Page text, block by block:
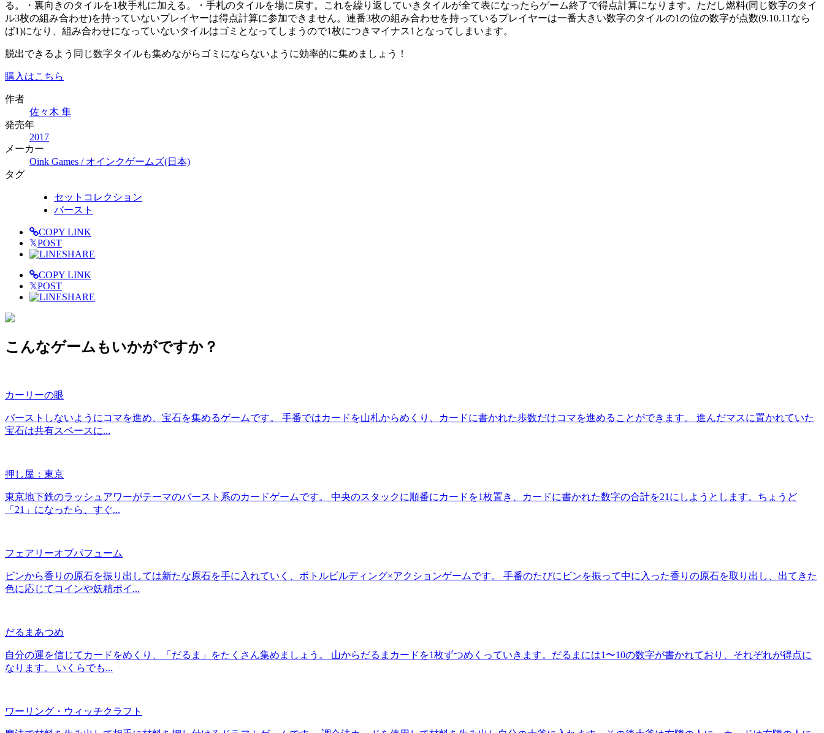
る。・裏向きのタイルを1枚手札に加える。・手札のタイルを場に戻す。これを繰り返していきタイルが全て表になったらゲーム終了で得点計算になります。ただし燃料(同じ数字のタイ
ル3枚の組み合わせ)を持っていないプレイヤーは得点計算に参加できません。連番3枚の組み合わせを持っているプレイヤーは一番大きい数字のタイルの1の位の数字が点数(9.10.11なら
ば1)になり、組み合わせになっていないタイルはゴミとなってしまうので1枚につきマイナス1となってしまいます。
脱出できるよう同じ数字タイルも集めながらゴミにならないように効率的に集めましょう！
購入はこちら
作者
佐々木 隼
発売年
2017
メーカー
Oink Games / オインクゲームズ(日本)
タグ
セットコレクション
バースト
COPY LINK
𝕏POST
SHARE
COPY LINK
𝕏POST
SHARE
こんなゲームもいかがですか？
カーリーの眼
バーストしないようにコマを進め、宝石を集めるゲームです。 手番ではカードを山札からめくり、カードに書かれた歩数だけコマを進めることができます。 進んだマスに置かれていた
宝石は共有スペースに...
押し屋：東京
東京地下鉄のラッシュアワーがテーマのバースト系のカードゲームです。 中央のスタックに順番にカードを1枚置き、カードに書かれた数字の合計を21にしようとします。ちょうど
「21」になったら、すぐ...
フェアリーオブパフューム
ビンから香りの原石を振り出しては新たな原石を手に入れていく、ボトルビルディング×アクションゲームです。 手番のたびにビンを振って中に入った香りの原石を取り出し、出てきた
色に応じてコインや妖精ポイ...
だるまあつめ
自分の運を信じてカードをめくり、「だるま」をたくさん集めましょう。 山からだるまカードを1枚ずつめくっていきます。だるまには1〜10の数字が書かれており、それぞれが得点に
なります。 いくらでも...
ワーリング・ウィッチクラフト